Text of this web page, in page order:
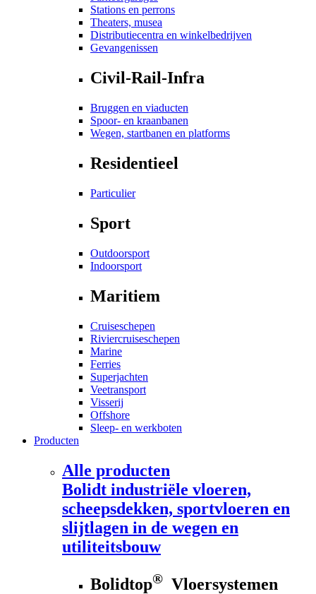
Stations en perrons
Theaters, musea
Distributiecentra en winkelbedrijven
Gevangenissen
Civil-Rail-Infra
Bruggen en viaducten
Spoor- en kraanbanen
Wegen, startbanen en platforms
Residentieel
Particulier
Sport
Outdoorsport
Indoorsport
Maritiem
Cruiseschepen
Riviercruiseschepen
Marine
Ferries
Superjachten
Veetransport
Visserij
Offshore
Sleep- en werkboten
Producten
Alle producten
Bolidt industriële vloeren,
scheepsdekken, sportvloeren en
slijtlagen in de wegen en
utiliteitsbouw
Bolidtop® Vloersystemen